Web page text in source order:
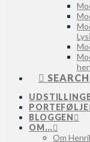
Lys
SEARCH
PORTEFØLJE
BLOGGEN
OM…
Om